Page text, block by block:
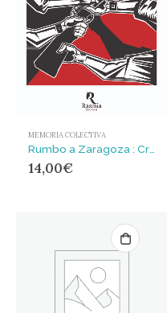
MEMORIA COLECTIVA
14,00€